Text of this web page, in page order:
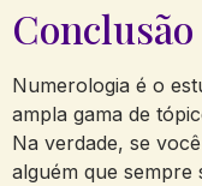
Conclusão
Numerologia é o
ampla gama de
Na verdade, se
alguém que sempre